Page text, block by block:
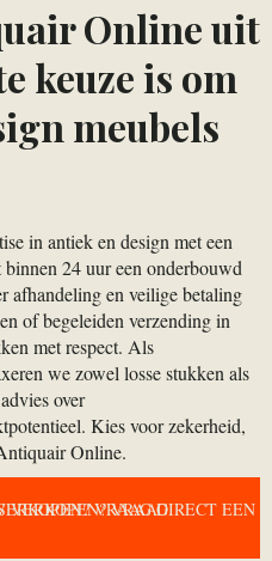
Online uit
keuze is om
meubels
in antiek en design met een
24 uur een onderbouwd
afhandeling en veilige betaling
of begeleiden verzending in
met respect. Als
we zowel losse stukken als
over
Kies voor zekerheid,
Online.
VERKOPEN? VRAAGVRAAG DIRECT EEN